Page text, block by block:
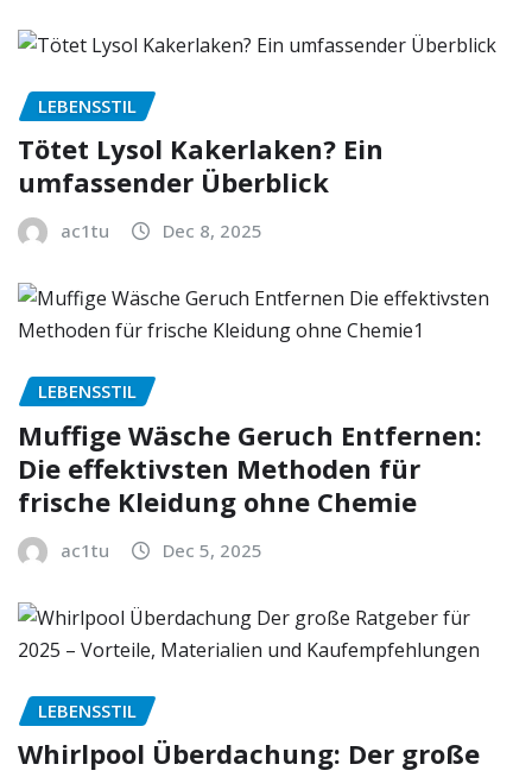
LEBENSSTIL
Tötet Lysol Kakerlaken? Ein
umfassender Überblick
ac1tu Dec 8, 2025
LEBENSSTIL
Muffige Wäsche Geruch Entfernen:
Die effektivsten Methoden für
frische Kleidung ohne Chemie
ac1tu Dec 5, 2025
LEBENSSTIL
Whirlpool Überdachung: Der große